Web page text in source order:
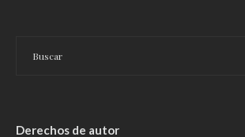
Derechos de autor